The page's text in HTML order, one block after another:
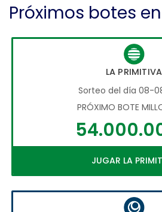
Próximos botes
LA PRIMITIVA
Sorteo del día 08-
PRÓXIMO BOTE
JUGAR LA